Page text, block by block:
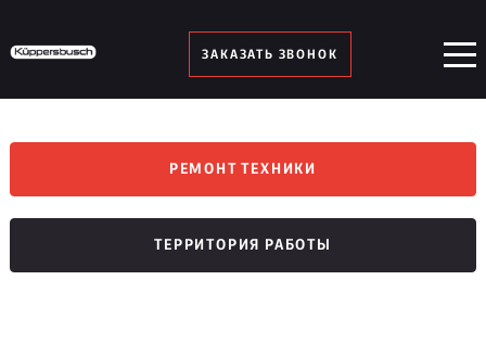
ЗАКАЗАТЬ ЗВОНОК
РЕМОНТ ТЕХНИКИ
ТЕРРИТОРИЯ РАБОТЫ